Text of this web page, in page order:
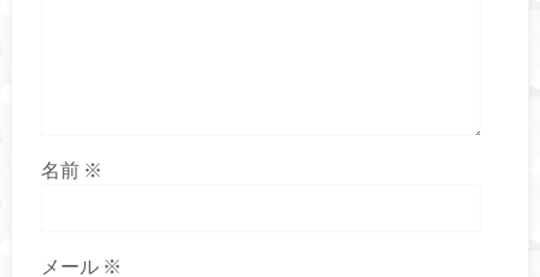
名前 ※
メール ※